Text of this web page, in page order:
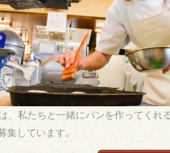
、私たちと一緒にパンを作ってくれ
集しています。